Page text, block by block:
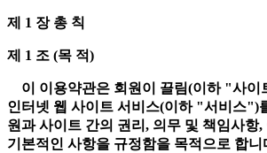
제 1 장 총 칙
제 1 조 (목 적)
이 이용약관은 회원이 끌림(이하 "사이
인터넷 웹 사이트 서비스(이하 "서비스")
원과 사이트 간의 권리, 의무 및 책임사항
기본적인 사항을 규정함을 목적으로 합니